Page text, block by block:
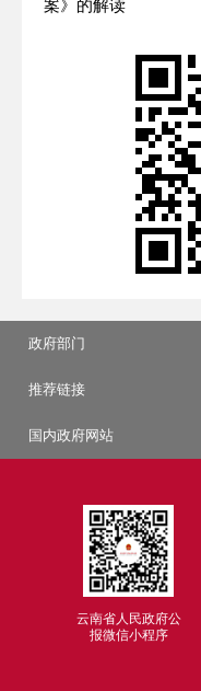
案》的解读
政府部门
推荐链接
国内政府网站
云南省人民政府公
报微信小程序